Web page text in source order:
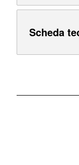
Scheda